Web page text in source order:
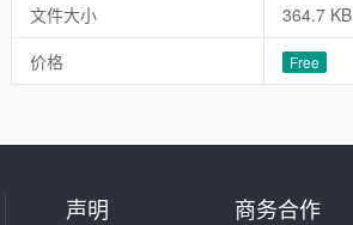
文件大小
364.7 KB
价格
Free
声明 商务合作